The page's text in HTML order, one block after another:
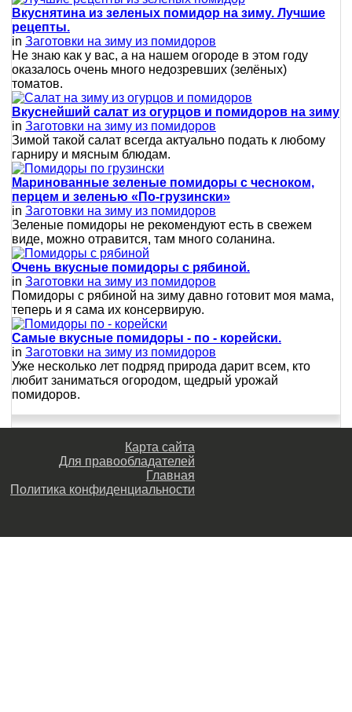
Вкуснятина из зеленых помидор на зиму. Лучшие
рецепты.
in Заготовки на зиму из помидоров
Не знаю как у вас, а на нашем огороде в этом году
оказалось очень много недозревших (зелёных)
томатов.
Вкуснейший салат из огурцов и помидоров на зиму
in Заготовки на зиму из помидоров
Зимой такой салат всегда актуально подать к любому
гарниру и мясным блюдам.
Маринованные зеленые помидоры с чесноком,
перцем и зеленью «По-грузински»
in Заготовки на зиму из помидоров
Зеленые помидоры не рекомендуют есть в свежем
виде, можно отравится, там много соланина.
Очень вкусные помидоры с рябиной.
in Заготовки на зиму из помидоров
Помидоры с рябиной на зиму давно готовит моя мама,
теперь и я сама их консервирую.
Самые вкусные помидоры - по - корейски.
in Заготовки на зиму из помидоров
Уже несколько лет подряд природа дарит всем, кто
любит заниматься огородом, щедрый урожай
помидоров.
Карта сайта
Для правообладателей
Главная
Политика конфиденциальности